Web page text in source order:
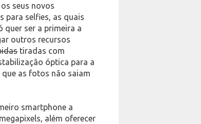
seus novos
para selfies, as quais
quer ser a primeira a
outros recursos
tiradas com
óptica para a
as fotos não saiam
smartphone a
além oferecer